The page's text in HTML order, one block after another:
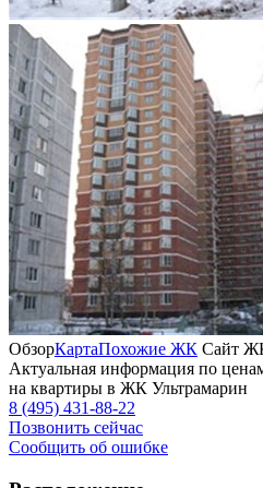
ОбзорКартаПохожие ЖК Сайт
Актуальная информация по
на квартиры в ЖК Ультрамарин
8 (495) 431-88-22
Позвонить сейчас
Сообщить об ошибке